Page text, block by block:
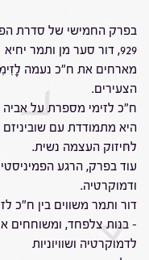
בפרק החמישי של סדרת
929, דור סער מן ותמר יחיא
מארחים את ח"כ נעמה
הצעירים.
ח"כ לזימי מספרת על
היא מתמודדת עם
לחיזוק העצמה נשית.
עוד בפרק, הרגע הפמיניסטי
ודמוקרטיה.
דור ותמר משווים בין ח"כ
– בנות צלפחד, ומשוחחים
לדמוקרטיה ושוויוניות